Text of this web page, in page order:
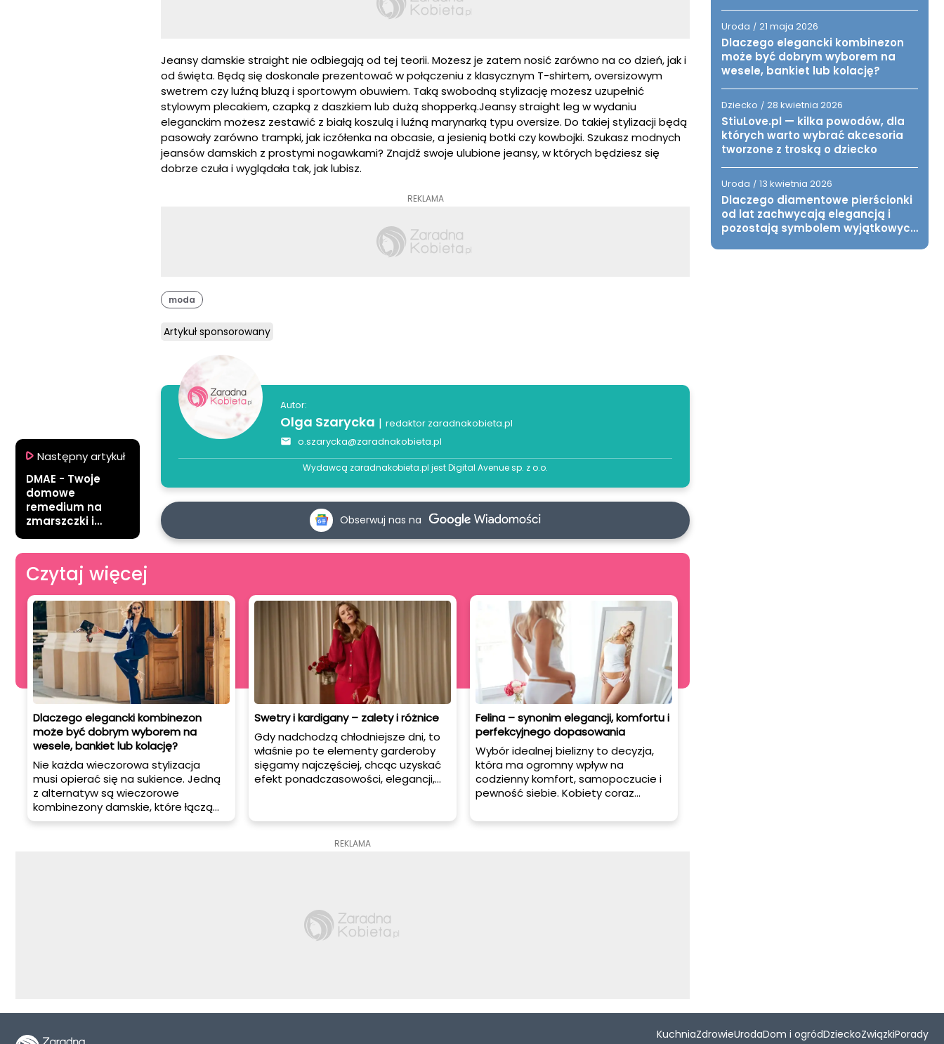
Jeansy damskie straight nie odbiegają od tej teorii. Możesz je zatem nosić zarówno na co dzień, jak i
od święta. Będą się doskonale prezentować w połączeniu z klasycznym T-shirtem,oversizowym
swetrem czy luźną bluzą i sportowym obuwiem. Takąswobodną stylizację możesz uzupełnić
stylowym plecakiem, czapką z daszkiem lub dużąshopperką.Jeansystraight leg w wydaniu
eleganckim możesz zestawić z białą koszulą i luźną marynarką typuoversize. Do takiej stylizacji będą
pasowały zarówno trampki,jak iczółenka na obcasie, a jesienią botki czy kowbojki. Szukasz modnych
jeansów damskich z prostymi nogawkami? Znajdź swoje ulubione jeansy, w których będziesz się
dobrze czuła i wyglądała tak, jak lubisz.
REKLAMA
moda
Artykuł sponsorowany
Autor:
Olga Szarycka | redaktor zaradnakobieta.pl
o.szarycka@zaradnakobieta.pl
Wydawcą zaradnakobieta.pl jestDigital Avenue sp. z o.o.
Obserwuj nas na
Następny artykuł
DMAE - Twoje
domowe
remedium na
zmarszczki i
Czytaj więcej
Dlaczego elegancki kombinezon
może być dobrym wyborem na
wesele, bankiet lub kolację?
Nie każda wieczorowa stylizacja
musi opierać się na sukience. Jedną
z alternatyw są wieczorowe
kombinezony damskie, które łączą
elegancję z wygodą i nowoczesnym
Swetry i kardigany – zalety i różnice
Gdy nadchodzą chłodniejsze dni, to
właśnie po te elementy garderoby
sięgamy najczęściej, chcąc uzyskać
efekt ponadczasowości, elegancji,
o nich mowa – czym się od siebie
ubioru? Przekonaj się!
Felina – synonim elegancji, komfortu i
perfekcyjnego dopasowania
Wybór idealnej bielizny to decyzja,
która ma ogromny wpływ na
codzienny komfort, samopoczucie i
pewność siebie. Kobiety coraz
które łączą w sobie wysoką jakość
REKLAMA
Uroda / 21 maja 2026
Dlaczego elegancki kombinezon
może być dobrym wyborem na
wesele, bankiet lub kolację?
Dziecko / 28 kwietnia 2026
StiuLove.pl — kilka powodów, dla
których warto wybrać akcesoria
tworzone z troską o dziecko
Uroda / 13 kwietnia 2026
Dlaczego diamentowe pierścionki
od lat zachwycają elegancją i
pozostają symbolem wyjątkowych
KuchniaZdrowieUrodaDom i ogródDzieckoZwiązkiPorady